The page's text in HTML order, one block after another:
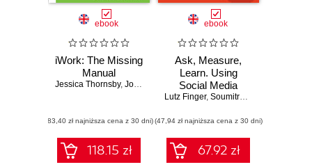
ebook
iWork: The Missing
Manual
Jessica Thornsby, Josh Clark
(83,40 zł najniższa cena z 30 dni)
118.15 zł
ebook
Ask, Measure,
Learn. Using
Social Media
Analytics to
Influence
Customer
Behavior
Lutz Finger, Soumitra Dutta
(47,94 zł najniższa cena z 30 dni)
67.92 zł